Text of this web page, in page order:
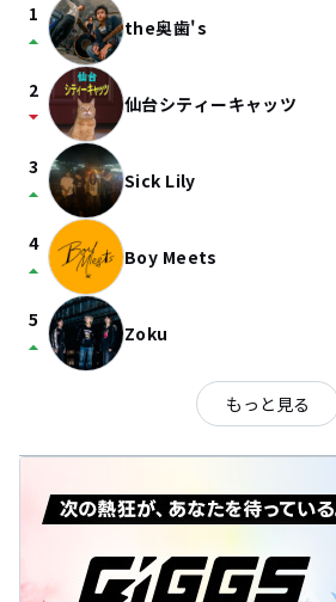
1
arrow_drop_up the奥歯's
2
arrow_drop_down 仙台シティーキャッツ
3
arrow_drop_up Sick Lily
4
arrow_drop_up Boy Meets
5
arrow_drop_up Zoku
もっと見る